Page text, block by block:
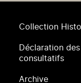
Collection
Déclaration
consultatifs
Archive